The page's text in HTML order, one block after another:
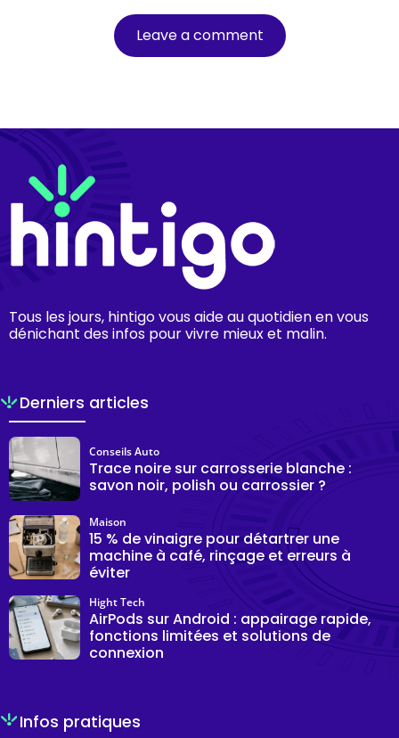
Tous les jours, hintigo vous aide au quotidien en vous
dénichant des infos pour vivre mieux et malin.
Derniers articles
Trace noire sur carrosserie blanche :
savon noir, polish ou carrossier ?
Conseils Auto
15 % de vinaigre pour détartrer une
machine à café, rinçage et erreurs à
éviter
Maison
AirPods sur Android : appairage rapide,
fonctions limitées et solutions de
connexion
Hight Tech
Infos pratiques